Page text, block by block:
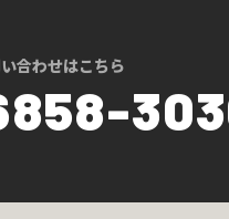
合わせはこちら